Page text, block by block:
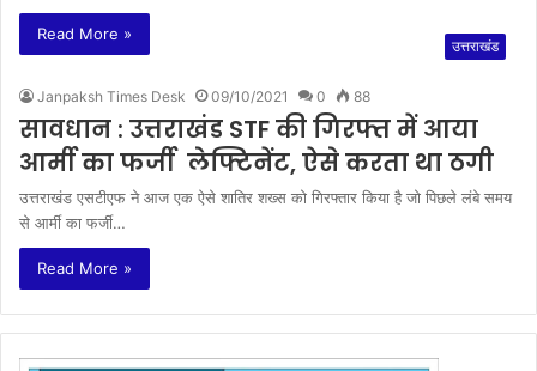
Read More »
उत्तराखंड
Janpaksh Times Desk 09/10/2021 0 88
सावधान : उत्तराखंड STF की गिरफ्त में आया
आर्मी का फर्जी लेफ्टिनेंट, ऐसे करता था ठगी
उत्तराखंड एसटीएफ ने आज एक ऐसे शातिर शख्स को गिरफ्तार किया है जो पिछले लंबे समय
से आर्मी का फर्जी…
Read More »